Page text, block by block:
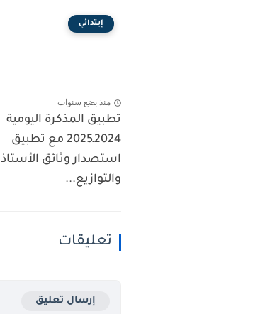
إبتدائي
منذ بضع سنوات
تطبيق المذكرة اليومية
2024ـ2025 مع تطبيق
استصدار وثائق الأستاذ
والتوازيع...
تعليقات
إرسال تعليق